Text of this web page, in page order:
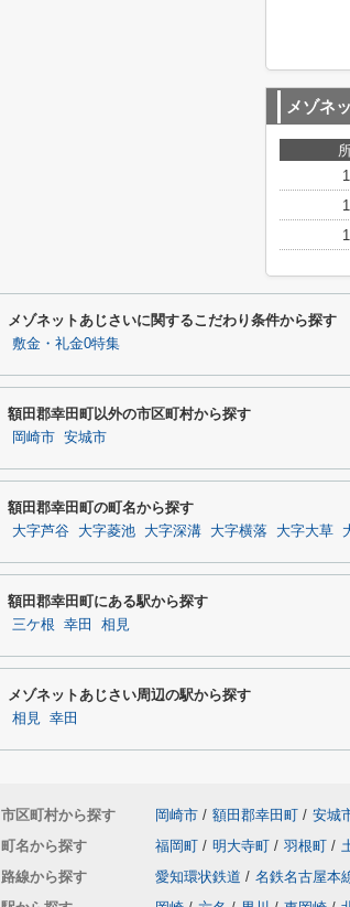
メゾネ
メゾネットあじさいに関するこだわり条件から探す
敷金・礼金0特集
額田郡幸田町以外の市区町村から探す
岡崎市 安城市
額田郡幸田町の町名から探す
大字芦谷 大字菱池 大字深溝 大字横落 大字大草
額田郡幸田町にある駅から探す
三ケ根 幸田 相見
メゾネットあじさい周辺の駅から探す
相見 幸田
市区町村から探す 岡崎市 / 額田郡幸田町 / 安城
町名から探す
福岡町 / 明大寺町 / 羽根町 /
路線から探す
愛知環状鉄道 / 名鉄名古屋本